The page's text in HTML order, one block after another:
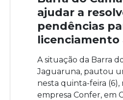
ajudar a
pendências
A situação da Barra
Jaguaruna, pautou
nesta quinta-feira (6),
empresa Confer, em